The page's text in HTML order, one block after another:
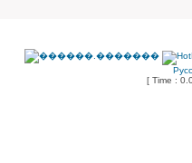
[ Time :